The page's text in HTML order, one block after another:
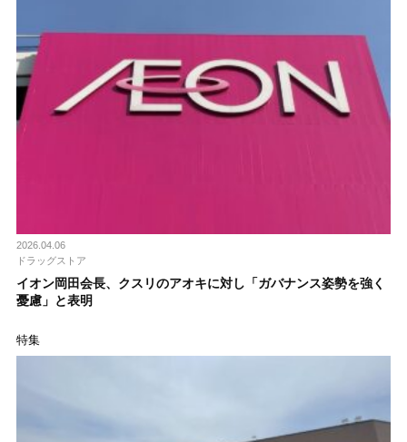
2026.04.06
ドラッグストア
イオン岡田会長、クスリのアオキに対し「ガバナンス姿勢を強く
憂慮」と表明
特集